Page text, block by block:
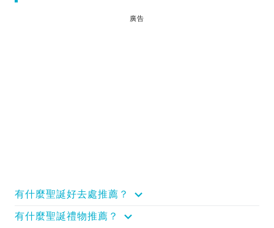
廣告
有什麼聖誕好去處推薦？
有什麼聖誕禮物推薦？